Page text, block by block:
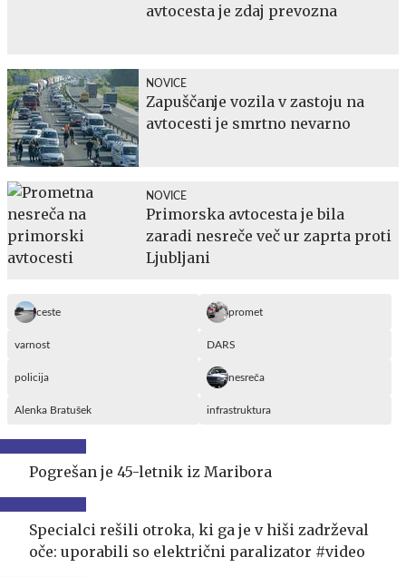
avtocesta je zdaj prevozna
NOVICE
Zapuščanje vozila v zastoju na
avtocesti je smrtno nevarno
NOVICE
Primorska avtocesta je bila
zaradi nesreče več ur zaprta proti
Ljubljani
ceste promet
varnost DARS
policija nesreča
Alenka Bratušek infrastruktura
Pogrešan je 45-letnik iz Maribora
Specialci rešili otroka, ki ga je v hiši zadrževal
oče: uporabili so električni paralizator #video